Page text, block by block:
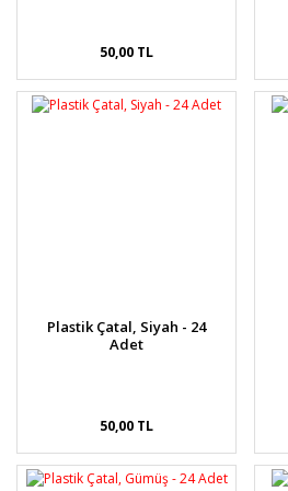
50,00 TL
Plastik Çatal, Siyah - 24
Adet
50,00 TL